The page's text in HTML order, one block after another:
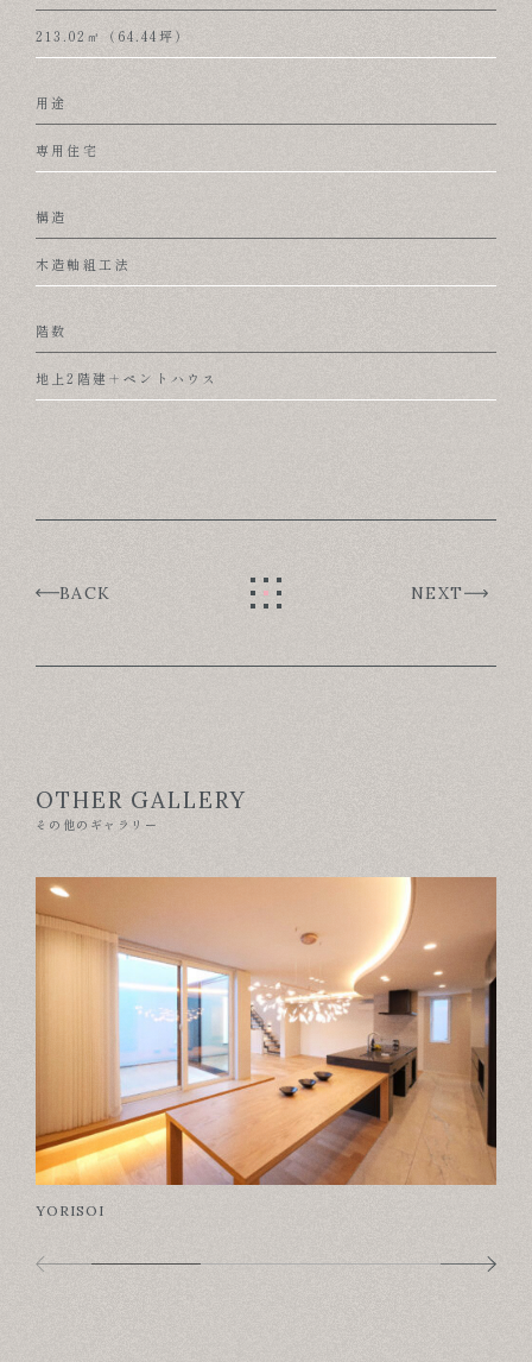
213.02㎡（64.44坪）
用途
専用住宅
構造
木造軸組工法
階数
地上2階建＋ペントハウス
BACK NEXT
OTHER GALLERY
その他のギャラリー
YORISOI